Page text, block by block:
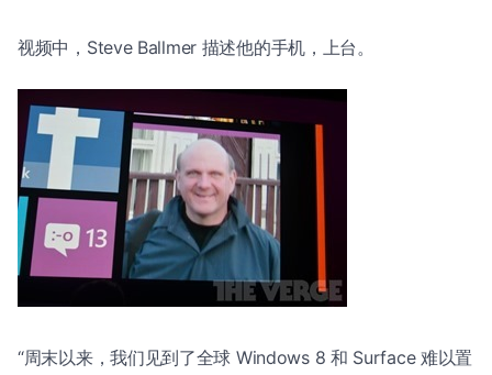
视频中，Steve Ballmer 描述他的手机，上台。
“周末以来，我们见到了全球 Windows 8 和 Surface 难以置